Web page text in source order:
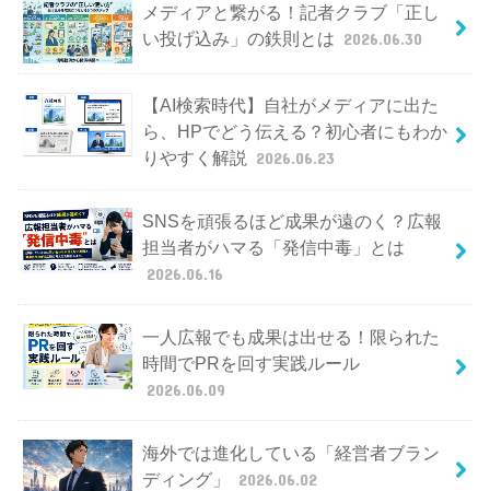
メディアと繋がる！記者クラブ「正し
い投げ込み」の鉄則とは 2026.06.30
【AI検索時代】自社がメディアに出た
ら、HPでどう伝える？初心者にもわか
りやすく解説
2026.06.23
SNSを頑張るほど成果が遠のく？広報
担当者がハマる「発信中毒」とは
2026.06.16
一人広報でも成果は出せる！限られた
時間でPRを回す実践ルール
2026.06.09
海外では進化している「経営者ブラン
ディング」
2026.06.02